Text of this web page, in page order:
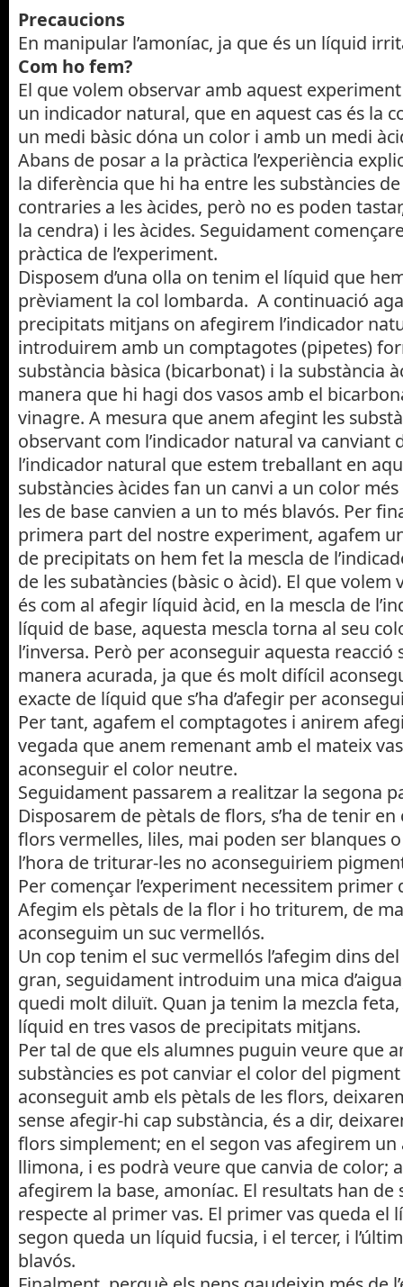
Precaucions
En manipular l’amoníac, ja que és un líquid
Com ho fem?
El que volem observar amb aquest
un indicador natural, que en aquest cas és la
un medi bàsic dóna un color i amb un medi
Abans de posar a la pràctica l’experiència
la diferència que hi ha entre les substàncies
contraries a les àcides, però no es poden
la cendra) i les àcides. Seguidament
pràctica de l’experiment.
Disposem d’una olla on tenim el líquid que
prèviament la col lombarda. A continuació
precipitats mitjans on afegirem l’indicador
introduirem amb un comptagotes (pipetes)
substància bàsica (bicarbonat) i la substància
manera que hi hagi dos vasos amb el
vinagre. A mesura que anem afegint les
observant com l’indicador natural va canviant
l’indicador natural que estem treballant en
substàncies àcides fan un canvi a un color
les de base canvien a un to més blavós. Per
primera part del nostre experiment, agafem
de precipitats on hem fet la mescla de
de les subatàncies (bàsic o àcid). El que volem
és com al afegir líquid àcid, en la mescla de
líquid de base, aquesta mescla torna al seu
l’inversa. Però per aconseguir aquesta reacció
manera acurada, ja que és molt difícil
exacte de líquid que s’ha d’afegir per
Per tant, agafem el comptagotes i anirem
vegada que anem remenant amb el mateix
aconseguir el color neutre.
Seguidament passarem a realitzar la segona
Disposarem de pètals de flors, s’ha de tenir
flors vermelles, liles, mai poden ser blanques
l’hora de triturar-les no aconseguiriem
Per començar l’experiment necessitem
Afegim els pètals de la flor i ho triturem, de
aconseguim un suc vermellós.
Un cop tenim el suc vermellós l’afegim dins
gran, seguidament introduim una mica
quedi molt diluït. Quan ja tenim la mezcla
líquid en tres vasos de precipitats mitjans.
Per tal de que els alumnes puguin veure que
substàncies es pot canviar el color del
aconseguit amb els pètals de les flors,
sense afegir-hi cap substància, és a dir,
flors simplement; en el segon vas afegirem un
llimona, i es podrà veure que canvia de color;
afegirem la base, amoníac. El resultats han de
respecte al primer vas. El primer vas queda el
segon queda un líquid fucsia, i el tercer, i
blavós.